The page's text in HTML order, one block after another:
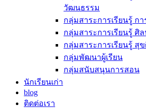
วัฒนธรรม
กลุ่มสาระการเรียนรู้ ก
กลุ่มสาระการเรียนรู้ ศิล
กลุ่มสาระการเรียนรู้ สุ
กลุ่มพัฒนาผู้เรียน
กลุ่มสนับสนุนการสอน
นักเรียนเก่า
blog
ติดต่อเรา